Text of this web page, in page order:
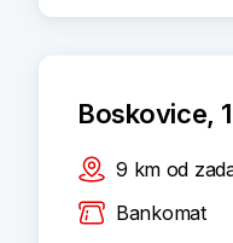
Boskovice,
9 km od
Bankomat